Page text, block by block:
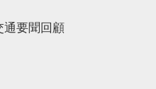
通要聞回顧